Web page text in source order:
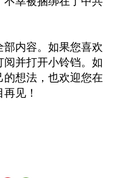
内容。如果您喜欢
并打开小铃铛。如
想法，也欢迎您在
见！